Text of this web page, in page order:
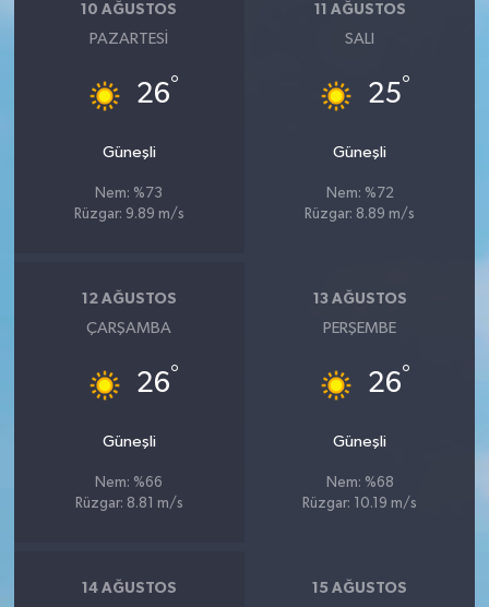
10 AĞUSTOS
PAZARTESI
26°
Güneşli
Nem: %73
Rüzgar: 9.89 m/s
11 AĞUSTOS
SALI
25°
Güneşli
Nem: %72
Rüzgar: 8.89 m/s
12 AĞUSTOS
ÇARŞAMBA
26°
Güneşli
Nem: %66
Rüzgar: 8.81 m/s
13 AĞUSTOS
PERŞEMBE
26°
Güneşli
Nem: %68
Rüzgar: 10.19 m/s
14 AĞUSTOS 15 AĞUSTOS